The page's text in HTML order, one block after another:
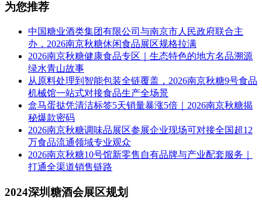
为您推荐
中国糖业酒类集团有限公司与南京市人民政府联合主
办，2026南京秋糖休闲食品展区规格拉满
2026南京秋糖健康食品专区｜生态特色的地方名品溯源
绿水青山故事
从原料处理到智能包装全链覆盖，2026南京秋糖9号食品
机械馆一站式对接食品生产全场景
盒马蛋挞凭清洁标签5天销量暴涨5倍｜2026南京秋糖揭
秘爆款密码
2026南京秋糖调味品展区参展企业现场可对接全国超12
万食品流通领域专业观众
2026南京秋糖10号馆新零售自有品牌与产业配套服务｜
打通全渠道销售链路
2024深圳糖酒会展区规划